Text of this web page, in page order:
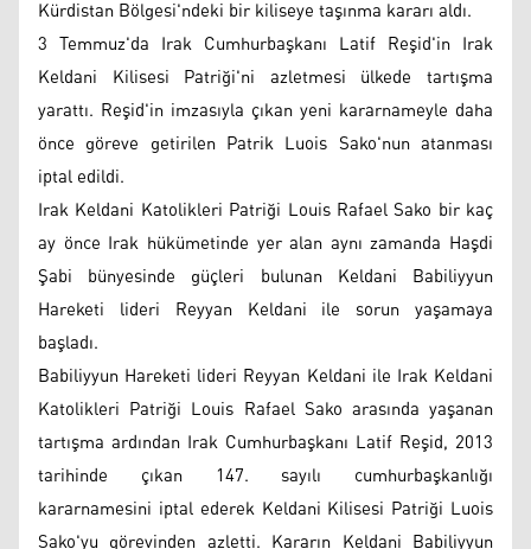
Kürdistan Bölgesi'ndeki bir kiliseye taşınma kararı aldı.
3 Temmuz'da Irak Cumhurbaşkanı Latif Reşid'in Irak
Keldani Kilisesi Patriği'ni azletmesi ülkede tartışma
yarattı. Reşid'in imzasıyla çıkan yeni kararnameyle daha
önce göreve getirilen Patrik Luois Sako'nun atanması
iptal edildi.
Irak Keldani Katolikleri Patriği Louis Rafael Sako bir kaç
ay önce Irak hükümetinde yer alan aynı zamanda Haşdi
Şabi bünyesinde güçleri bulunan Keldani Babiliyyun
Hareketi lideri Reyyan Keldani ile sorun yaşamaya
başladı.
Babiliyyun Hareketi lideri Reyyan Keldani ile Irak Keldani
Katolikleri Patriği Louis Rafael Sako arasında yaşanan
tartışma ardından Irak Cumhurbaşkanı Latif Reşid, 2013
tarihinde çıkan 147. sayılı cumhurbaşkanlığı
kararnamesini iptal ederek Keldani Kilisesi Patriği Luois